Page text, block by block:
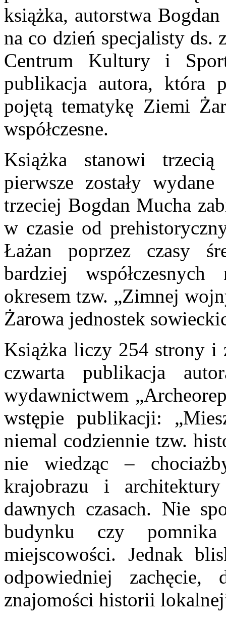
książka, autorstwa
na co dzień specjalisty
Centrum Kultury i
publikacja autora, która
pojętą tematykę Ziemi
współczesne.
Książka stanowi
pierwsze zostały
trzeciej Bogdan Mucha
w czasie od
Łażan poprzez czasy
bardziej
okresem tzw. „Zimnej
Żarowa jednostek
Książka liczy 254 strony i
czwarta publikacja
wydawnictwem
wstępie publikacji:
niemal codziennie tzw.
nie wiedząc –
krajobrazu i
dawnych czasach. Nie
budynku czy
miejscowości. Jednak
odpowiedniej zachęcie,
znajomości historii